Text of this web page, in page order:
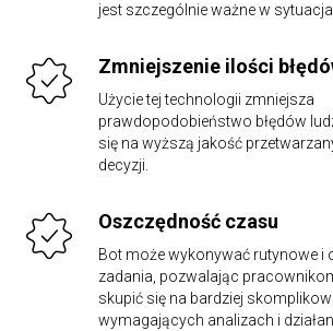
jest szczególnie ważne w
Zmniejszenie ilości
Użycie tej technologii zmniejsza
prawdopodobieństwo błędów
się na wyższą jakość
decyzji.
Oszczędność czasu
Bot może wykonywać rutynowe i
zadania, pozwalając
skupić się na bardziej
wymagających analizach i